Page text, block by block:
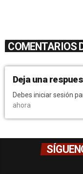
COMENTARIOS
Deja una
Debes iniciar sesión
ahora